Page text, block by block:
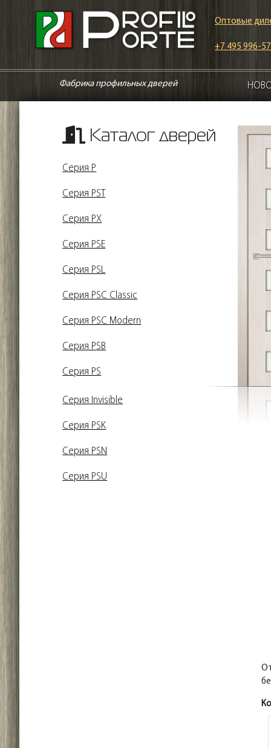
Оптовые
+7 495 996-
Фабрика профильных дверей
Каталог дверей
Серия P
Серия PST
Серия PX
Серия PSE
Серия PSL
Серия PSC Classic
Серия PSC Modern
Серия PSB
Серия PS
Серия Invisible
Серия PSK
Серия PSN
Серия PSU